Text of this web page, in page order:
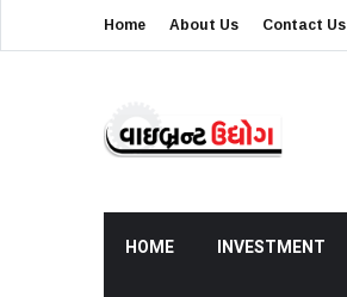
Home About Us Contact Us
HOME INVESTMENT